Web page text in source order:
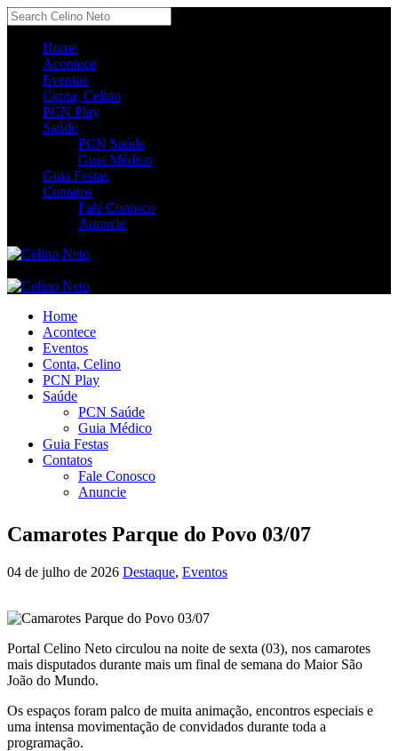
Home
Acontece
Eventos
Conta, Celino
PCN Play
Saúde
PCN Saúde
Guia Médico
Guia Festas
Contatos
Fale Conosco
Anuncie
Home
Acontece
Eventos
Conta, Celino
PCN Play
Saúde
PCN Saúde
Guia Médico
Guia Festas
Contatos
Fale Conosco
Anuncie
Camarotes Parque do Povo 03/07
04 de julho de 2026 Destaque, Eventos
Portal Celino Neto circulou na noite de sexta (03), nos camarotes
mais disputados durante mais um final de semana do Maior São
João do Mundo.
Os espaços foram palco de muita animação, encontros especiais e
uma intensa movimentação de convidados durante toda a
programação.